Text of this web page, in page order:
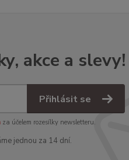
akce a slevy!
Přihlásit se
za účelem rozesílky newsletteru.
jednou za 14 dní.